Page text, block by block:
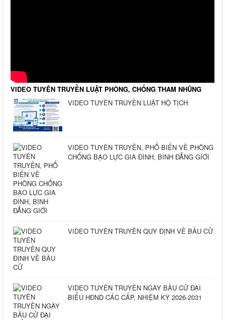
VIDEO TUYÊN TRUYỀN LUẬT PHÒNG, CHỐNG THAM NHŨNG
VIDEO TUYÊN TRUYỀN LUẬT HỘ TỊCH
VIDEO TUYÊN TRUYỀN, PHỔ BIẾN VỀ PHÒNG
CHỐNG BẠO LỰC GIA ĐÌNH, BÌNH ĐẲNG GIỚI
VIDEO TUYÊN TRUYỀN QUY ĐỊNH VỀ BẦU CỬ
VIDEO TUYÊN TRUYỀN NGÀY BẦU CỬ ĐẠI
BIỂU HĐND CÁC CẤP, NHIỆM KỲ 2026-2031